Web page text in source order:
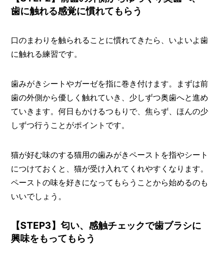
歯に触れる感覚に慣れてもらう
口のまわりを触られることに慣れてきたら、いよいよ歯
に触れる練習です。
歯みがきシートやガーゼを指に巻き付けます。まずは前
歯の外側から優しく触れていき、少しずつ奥歯へと進め
ていきます。何日もかけるつもりで、焦らず、ほんの少
しずつ行うことがポイントです。
猫が好む味のする猫用の歯みがきペーストを指やシート
につけておくと、猫が受け入れてくれやすくなります。
ペーストの味を好きになってもらうことから始めるのも
いいでしょう。
【STEP3】匂い、感触チェックで歯ブラシに
興味をもってもらう